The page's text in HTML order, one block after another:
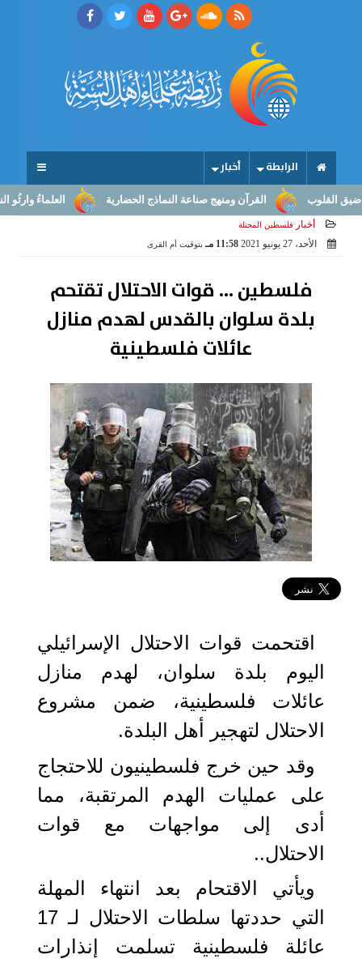
الرابطة أخبار
العلماءُ وارثُو القرآن ومنهج صناعة النماذج الحضارية
أخبار فلسطين المحتلة
الأحد، 27 يونيو 2021 11:58 مـ بتوقيت أم القرى
فلسطين ... قوات الاحتلال تقتحم
بلدة سلوان بالقدس لهدم منازل
عائلات فلسطينية
اقتحمت قوات الاحتلال الإسرائيلي
اليوم بلدة سلوان، لهدم منازل
عائلات فلسطينية، ضمن مشروع
الاحتلال لتهجير أهل البلدة.
وقد حين خرج فلسطينيون للاحتجاج
على عمليات الهدم المرتقبة، مما
أدى إلى مواجهات مع قوات
الاحتلال..
ويأتي الاقتحام بعد انتهاء المهلة
التي حددتها سلطات الاحتلال لـ 17
عائلة فلسطينية تسلمت إنذارات